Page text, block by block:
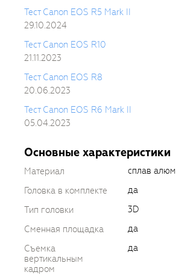
Тест Canon EOS R5 Mark II
29.10.2024
Тест Canon EOS R10
21.11.2023
Тест Canon EOS R8
20.06.2023
Тест Canon EOS R6 Mark II
05.04.2023
Основные характеристики
Материал
сплав
Головка в комплекте
да
Тип головки
3D
Сменная площадка
да
Съемка
вертикальным
кадром
да